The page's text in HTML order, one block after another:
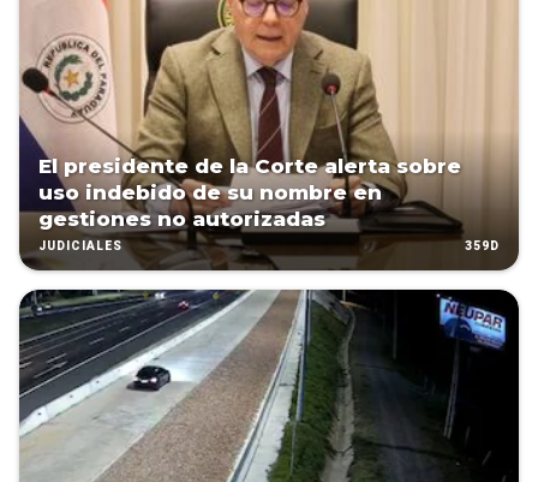
El presidente de la Corte alerta sobre
uso indebido de su nombre en
gestiones no autorizadas
JUDICIALES 359D